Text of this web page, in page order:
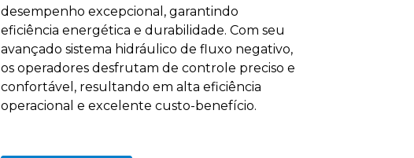
desempenho excepcional, garantindo
eficiência energética e durabilidade. Com seu
avançado sistema hidráulico de fluxo negativo,
os operadores desfrutam de controle preciso e
confortável, resultando em alta eficiência
operacional e excelente custo-benefício.